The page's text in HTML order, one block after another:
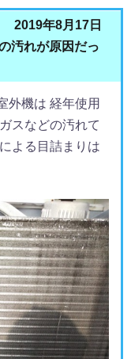
2019年8月17日
汚れが原因だっ
外機は 経年使用
スなどの汚れて
よる目詰まりは